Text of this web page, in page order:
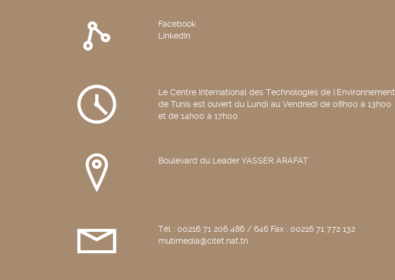
Facebook
LinkedIn
Le Centre International des Technologies de l'Environnement
de Tunis est ouvert du Lundi au Vendredi de 08h00 à 13h00
et de 14h00 à 17h00
Boulevard du Leader YASSER ARAFAT
Tél : 00216 71 206 486 / 646 Fax : 00216 71 772 132
mutimedia@citet.nat.tn